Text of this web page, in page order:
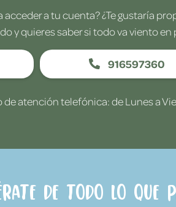
acceder a tu cuenta? ¿Te gustaría
y quieres saber si todo va viento
916597360
de atención telefónica: de Lunes a
de todo lo que